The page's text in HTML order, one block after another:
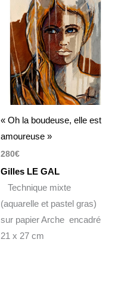
« Oh la boudeuse, elle est
amoureuse »
280€
Gilles LE GAL
Technique mixte
(aquarelle et pastel gras)
sur papier Arche encadré
21 x 27 cm